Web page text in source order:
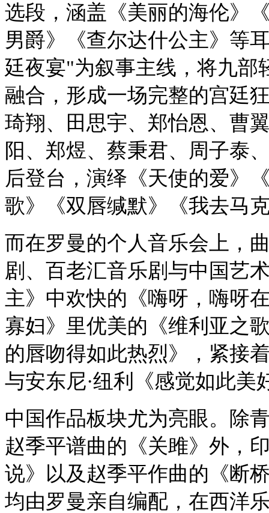
选段，涵盖《美丽的海伦》
男爵》《查尔达什公主》等
廷夜宴"为叙事主线，将九部
融合，形成一场完整的宫廷
琦翔、田思宇、郑怡恩、曹
阳、郑煜、蔡秉君、周子泰
后登台，演绎《天使的爱》
歌》《双唇缄默》《我去马
而在罗曼的个人音乐会上，
剧、百老汇音乐剧与中国
主》中欢快的《嗨呀，嗨呀
寡妇》里优美的《维利亚之
的唇吻得如此热烈》，紧接
与安东尼·纽利《感觉如此
中国作品板块尤为亮眼。除
赵季平谱曲的《关雎》外，
说》以及赵季平作曲的《断
均由罗曼亲自编配，在西洋